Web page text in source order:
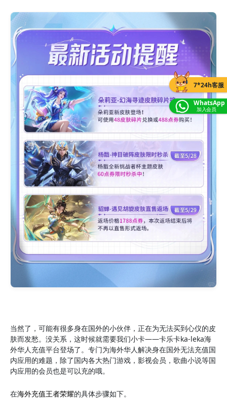
当然了，可能有很多身在国外的小伙伴，正在为无法买到心仪的皮
肤而发愁。没关系，这时候就需要我们小卡——卡乐卡ka-leka海
外华人充值平台登场了。专门为海外华人解决身在国外无法充值国
内应用的难题，除了国内各大热门游戏，影视会员，歌曲小说等国
内应用的会员也是可以充的哦。
在海外充值王者荣耀的具体步骤如下。
7*24h客服
WhatsApp
加入会员